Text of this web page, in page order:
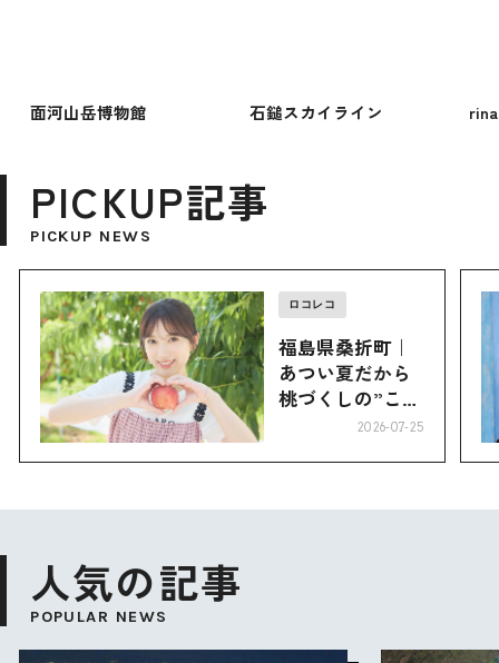
面河山岳博物館 石鎚スカイライン
PICKUP記事
PICKUP NEWS
ロコレコ
福島県桑折町｜
あつい夏だから
桃づくしの”こお
2026-07-25
人気の記事
POPULAR NEWS